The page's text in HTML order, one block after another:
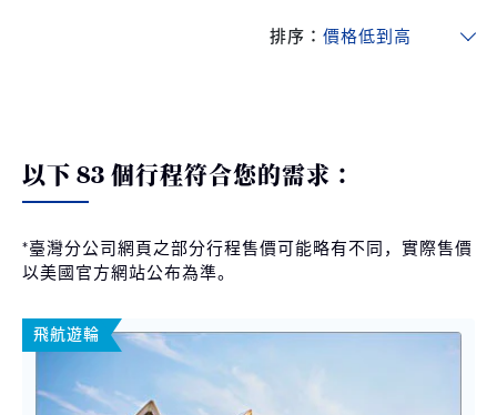
排序：
以下 83 個行程符合您的需求：
*臺灣分公司網頁之部分行程售價可能略有不同，實際售價
以美國官方網站公布為準。
飛航遊輪